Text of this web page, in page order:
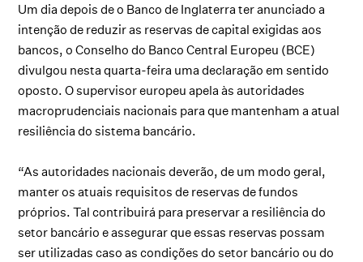
Um dia depois de o Banco de Inglaterra ter anunciado a
intenção de reduzir as reservas de capital exigidas aos
bancos, o Conselho do Banco Central Europeu (BCE)
divulgou nesta quarta-feira uma declaração em sentido
oposto. O supervisor europeu apela às autoridades
macroprudenciais nacionais para que mantenham a atual
resiliência do sistema bancário.
“As autoridades nacionais deverão, de um modo geral,
manter os atuais requisitos de reservas de fundos
próprios. Tal contribuirá para preservar a resiliência do
setor bancário e assegurar que essas reservas possam
ser utilizadas caso as condições do setor bancário ou do